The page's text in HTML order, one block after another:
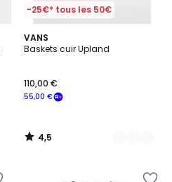
-25€* tous les 50€
VANS
Baskets cuir Upland
55,00 €
110,00 €
4,5
/ 5
2
Couleurs
4,5
/